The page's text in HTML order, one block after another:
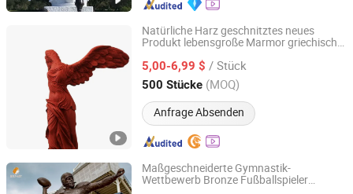
Natürliche Harz geschnitztes neues
Produkt lebensgroße Marmor griechische
PolyresinStatue
5,00-6,99 $ / Stück
500 Stücke (MOQ)
Anfrage Absenden
Xiamen Silu Technology Co., Ltd.
Fujian, China Seit 2021
Maßgeschneiderte Gymnastik-
Wettbewerb Bronze Fußballspieler
Zhengzhou Millie Arts & Crafts Co., Ltd.